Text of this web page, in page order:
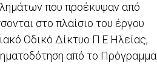
που προέκυψαν από
στο πλαίσιο του έργου
Οδικό Δίκτυο Π.Ε Ηλείας,
από το Πρόγραμμα